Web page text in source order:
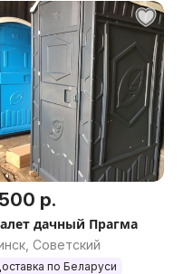
10 л бак
см
р.
дачный Прагма
Советский
по Беларуси